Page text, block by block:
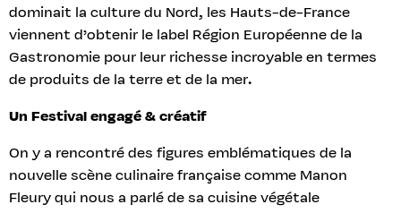
dominait la culture du Nord, les Hauts-de-France
viennent d’obtenir le label Région Européenne de la
Gastronomie pour leur richesse incroyable en termes
de produits de la terre et de la mer.
Un Festival engagé & créatif
On y a rencontré des figures emblématiques de la
nouvelle scène culinaire française comme Manon
Fleury qui nous a parlé de sa cuisine végétale